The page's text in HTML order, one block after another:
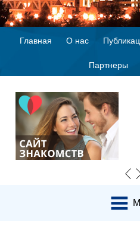
Главная О нас
Партнеры